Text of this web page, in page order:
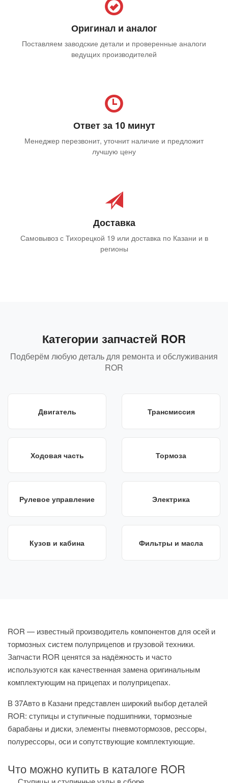
Оригинал и аналог
Поставляем заводские детали и проверенные аналоги
ведущих производителей
Ответ за 10 минут
Менеджер перезвонит, уточнит наличие и предложит
лучшую цену
Доставка
Самовывоз с Тихорецкой 19 или доставка по Казани и в
регионы
Категории запчастей ROR
Подберём любую деталь для ремонта и обслуживания
ROR
Двигатель Трансмиссия
Ходовая часть Тормоза
Рулевое управление Электрика
Кузов и кабина Фильтры и масла
ROR — известный производитель компонентов для осей и
тормозных систем полуприцепов и грузовой техники.
Запчасти ROR ценятся за надёжность и часто
используются как качественная замена оригинальным
комплектующим на прицепах и полуприцепах.
В 37Авто в Казани представлен широкий выбор деталей
ROR: ступицы и ступичные подшипники, тормозные
барабаны и диски, элементы пневмотормозов, рессоры,
полурессоры, оси и сопутствующие комплектующие.
Что можно купить в каталоге ROR